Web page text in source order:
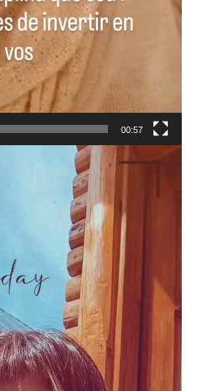
00:57